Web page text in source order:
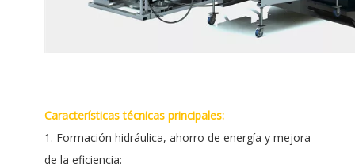
Características técnicas principales:
1. Formación hidráulica, ahorro de energía y mejora
de la eficiencia: